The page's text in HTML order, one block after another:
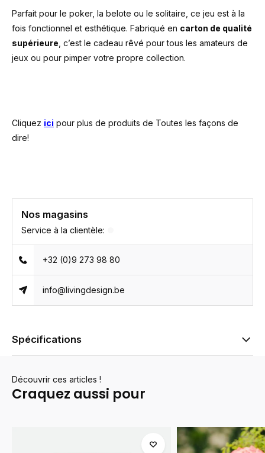
Parfait pour le poker, la belote ou le solitaire, ce jeu est à la
fois fonctionnel et esthétique. Fabriqué en carton de qualité
supérieure , c’est le cadeau rêvé pour tous les amateurs de
jeux ou pour pimper votre propre collection.
Cliquez ici pour plus de produits de Toutes les façons de
dire!
Nos magasins
Service à la clientèle:
+32 (0)9 273 98 80
info@livingdesign.be
Spécifications
Découvrir ces articles !
Craquez aussi pour